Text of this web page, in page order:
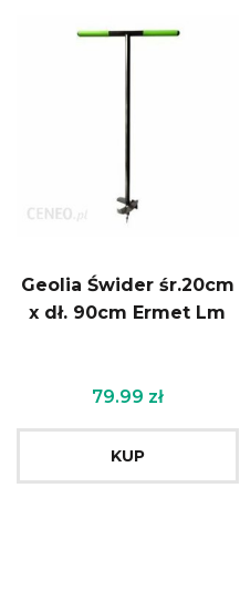
Geolia Świder śr.20cm
x dł. 90cm Ermet Lm
79.99 zł
KUP